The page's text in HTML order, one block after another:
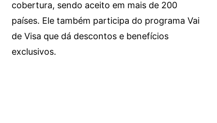
cobertura, sendo aceito em mais de 200
países. Ele também participa do programa Vai
de Visa que dá descontos e benefícios
exclusivos.